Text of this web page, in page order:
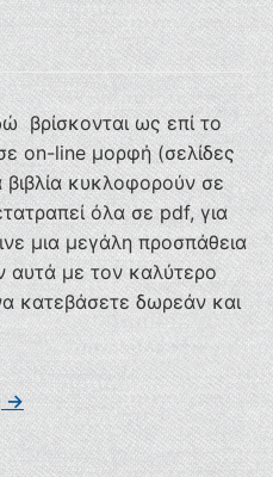
βρίσκονται ως επί το
on-line μορφή (σελίδες
κυκλοφορούν σε
όλα σε pdf, για
μια μεγάλη προσπάθεια
αυτά με τον καλύτερο
κατεβάσετε δωρεάν και
→